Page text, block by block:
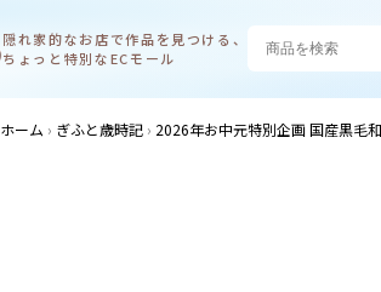
隠れ家的なお店で作品を見つける、
ちょっと特別なECモール
ホーム ぎふと歳時記 2026年お中元特別企画 国産黒毛